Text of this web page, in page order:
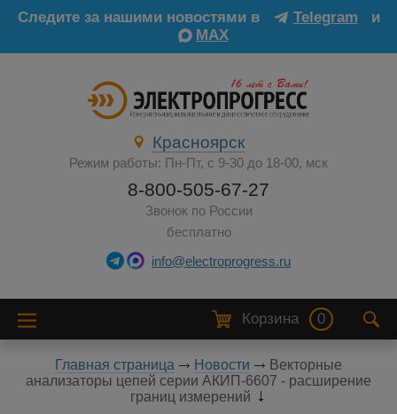
Следите за нашими новостями в Telegram
и
MAX
Красноярск
Режим работы: Пн-Пт, с 9-30 до 18-00, мск
8-800-505-67-27
Звонок по России
бесплатно
info@electroprogress.ru
Корзина 0
Главная страница Новости
Векторные
анализаторы цепей серии АКИП-6607 - расширение
границ измерений